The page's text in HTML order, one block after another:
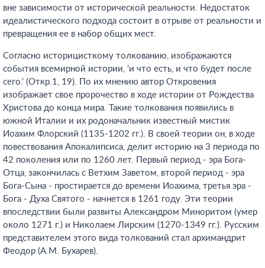
вне зависимости от исторической реальности. Недостаток
идеалистического подхода состоит в отрыве от реальности и
превращения ее в набор общих мест.
Согласно историцисткому толкованию, изображаются
события всемирной истории, 'и что есть, и что будет после
сего.' (Откр.1, 19). По их мнению автор Откровения
изображает свое пророчество в ходе истории от Рождества
Христова до конца мира. Такие толкования появились в
южной Италии и их родоначальник известный мистик
Иоахим Флорский (1135-1202 гг.). В своей теории он, в ходе
повествования Апокалипсиса, делит историю на 3 периода по
42 поколения или по 1260 лет. Первый период - эра Бога-
Отца, закончилась с Ветхим Заветом, второй период - эра
Бога-Сына - простирается до времени Иоахима, третья эра -
Бога - Духа Святого - начнется в 1261 году. Эти теории
впоследствии были развиты Александром Миноритом (умер
около 1271 г.) и Николаем Лирским (1270-1349 гг.). Русским
представителем этого вида толкований стал архимандрит
Феодор (А.М. Бухарев).